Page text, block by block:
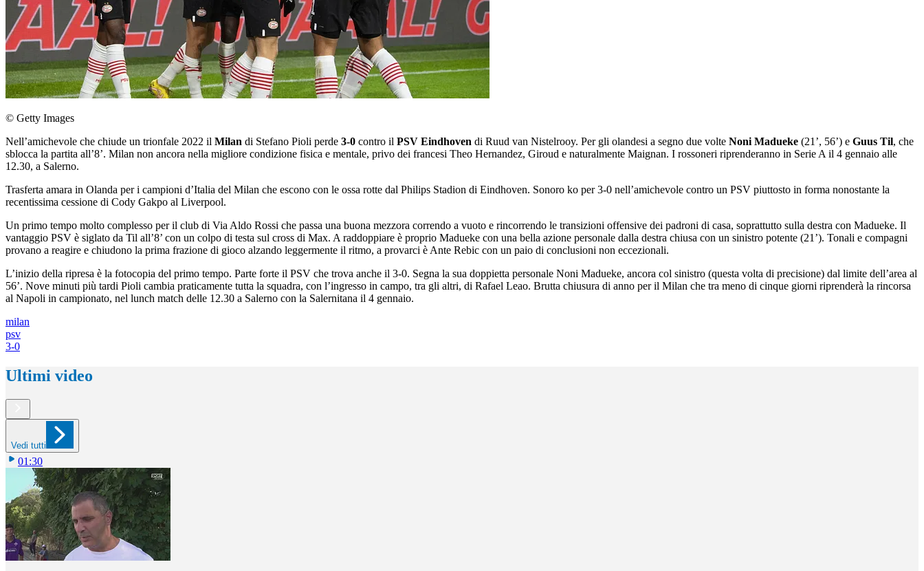
© Getty Images
Nell’amichevole che chiude un trionfale 2022 il Milan di Stefano Pioli perde 3-0 contro il PSV Eindhoven di Ruud van Nistelrooy. Per gli olandesi a segno due volte Noni Madueke (21’, 56’) e Guus Til, che
sblocca la partita all’8’. Milan non ancora nella migliore condizione fisica e mentale, privo dei francesi Theo Hernandez, Giroud e naturalmente Maignan. I rossoneri riprenderanno in Serie A il 4 gennaio alle
12.30, a Salerno.
Trasferta amara in Olanda per i campioni d’Italia del Milan che escono con le ossa rotte dal Philips Stadion di Eindhoven. Sonoro ko per 3-0 nell’amichevole contro un PSV piuttosto in forma nonostante la
recentissima cessione di Cody Gakpo al Liverpool.
Un primo tempo molto complesso per il club di Via Aldo Rossi che passa una buona mezzora correndo a vuoto e rincorrendo le transizioni offensive dei padroni di casa, soprattutto sulla destra con Madueke. Il
vantaggio PSV è siglato da Til all’8’ con un colpo di testa sul cross di Max. A raddoppiare è proprio Madueke con una bella azione personale dalla destra chiusa con un sinistro potente (21’). Tonali e compagni
provano a reagire e chiudono la prima frazione di gioco alzando leggermente il ritmo, a provarci è Ante Rebic con un paio di conclusioni non eccezionali.
L’inizio della ripresa è la fotocopia del primo tempo. Parte forte il PSV che trova anche il 3-0. Segna la sua doppietta personale Noni Madueke, ancora col sinistro (questa volta di precisione) dal limite dell’area al
56’. Nove minuti più tardi Pioli cambia praticamente tutta la squadra, con l’ingresso in campo, tra gli altri, di Rafael Leao. Brutta chiusura di anno per il Milan che tra meno di cinque giorni riprenderà la rincorsa
al Napoli in campionato, nel lunch match delle 12.30 a Salerno con la Salernitana il 4 gennaio.
milan
psv
3-0
Ultimi video
Vedi tutti
01:30